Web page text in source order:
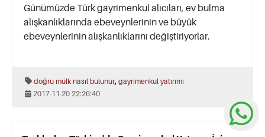
Günümüzde Türk gayrimenkul alıcıları, ev bulma
alışkanlıklarında ebeveynlerinin ve büyük
ebeveynlerinin alışkanlıklarını değiştiriyorlar.
doğru mülk nasıl bulunur, gayrimenkul yatırımı
2017-11-20 22:26:40